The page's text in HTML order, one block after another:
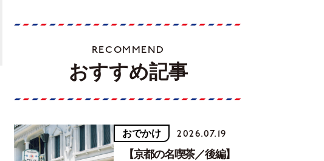
RECOMMEND
おすすめ記事
おでかけ 2026.07.19
【京都の名喫茶／後編】